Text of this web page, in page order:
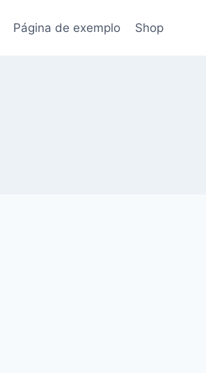
Página de exemplo Shop